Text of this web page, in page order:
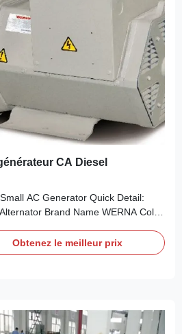
CA Diesel
AC Generator Quick Detail:
Brand Name WERNA Color
AC brushless synchronous
alternator Power 30kw Certificate
Phase diesel generator Terminal
Rated Voltage 110-240V
Obtenez le meilleur prix